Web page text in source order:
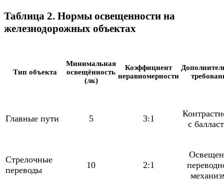
Таблица 2. Нормы освещенности на
железнодорожных объектах
Тип объекта
Минимальная
освещённость
(лк)
Коэффициент
неравномерности
Главные пути 5 3:1
с
Стрелочные
переводы
10 2:1